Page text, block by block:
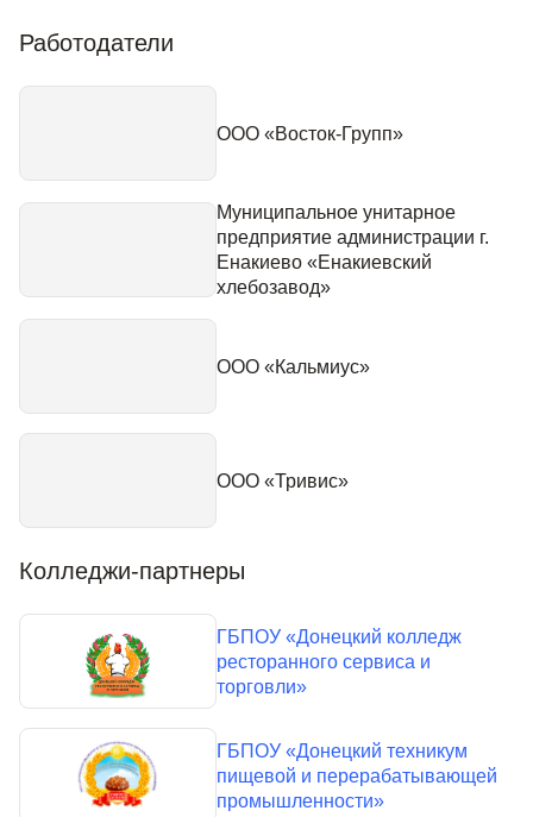
Работодатели
ООО «Восток-Групп»
Муниципальное унитарное
предприятие администрации г.
Енакиево «Енакиевский
хлебозавод»
ООО «Кальмиус»
ООО «Тривис»
Колледжи-партнеры
ГБПОУ «Донецкий колледж
ресторанного сервиса и
торговли»
ГБПОУ «Донецкий техникум
пищевой и перерабатывающей
промышленности»